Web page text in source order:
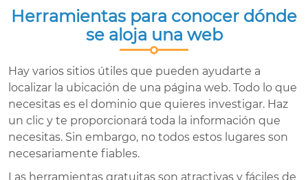
Herramientas para conocer dónde
se aloja una web
Hay varios sitios útiles que pueden ayudarte a
localizar la ubicación de una página web. Todo lo que
necesitas es el dominio que quieres investigar. Haz
un clic y te proporcionará toda la información que
necesitas. Sin embargo, no todos estos lugares son
necesariamente fiables.
Las herramientas gratuitas son atractivas y fáciles de